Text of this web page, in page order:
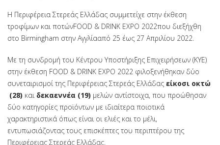
Η Περιφέρεια Στερεάς Ελλάδας συμμετείχε στην έκθεση
τροφίμων και ποτώνFOOD & DRINK EXPO 2022που διεξήχθη
στο Birmingham στην Αγγλίααπό 25 έως 27 Απριλίου 2022.
Με τη συνδρομή του Κέντρου Υποστήριξης Επιχειρήσεων (ΚΥΕ)
στην έκθεση FOOD & DRINK EXPO 2022 φιλοξενήθηκαν δύο
συνεταιρισμοί της Περιφέρειας Στερεάς Ελλάδας είκοσι οκτώ
(28) και δεκαεννέα (19) μελών αντίστοιχα, που προώθησαν
δύο κατηγορίες προϊόντων με ιδιαίτερα ποιοτικά
χαρακτηριστικά όπως είναι οι ελιές και το μέλι,
εντυπωσιάζοντας τους επισκέπτες του περιπτέρου της
Περιφέρειας Στερεάς Ελλάδας.